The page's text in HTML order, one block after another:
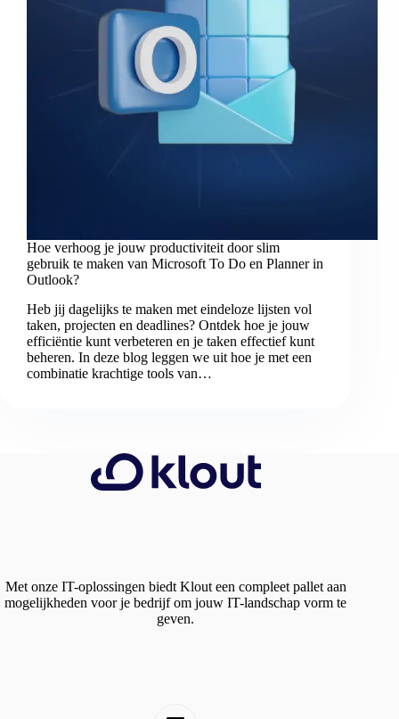
Hoe verhoog je jouw productiviteit door slim
gebruik te maken van Microsoft To Do en Planner in
Outlook?
Heb jij dagelijks te maken met eindeloze lijsten vol
taken, projecten en deadlines? Ontdek hoe je jouw
efficiëntie kunt verbeteren en je taken effectief kunt
beheren. In deze blog leggen we uit hoe je met een
combinatie krachtige tools van…
Met onze IT-oplossingen biedt Klout een compleet pallet aan
mogelijkheden voor je bedrijf om jouw IT-landschap vorm te
geven.